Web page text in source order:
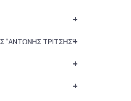
+
+
ΤΡΙΤΣΗΣ”
+
+